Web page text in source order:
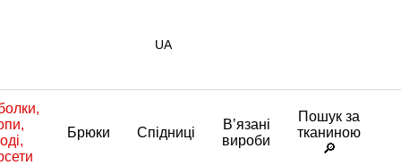
UA
Брюки Спідниці
Вʼязані
вироби
Пошук за
тканиною
🔎